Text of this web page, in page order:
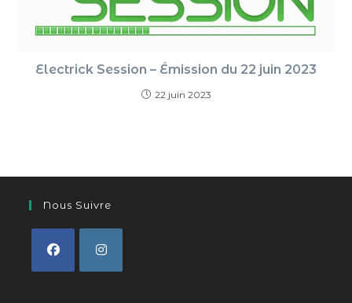
Electrick Session – Émission du 22 juin 2023
22 juin 2023
Nous Suivre